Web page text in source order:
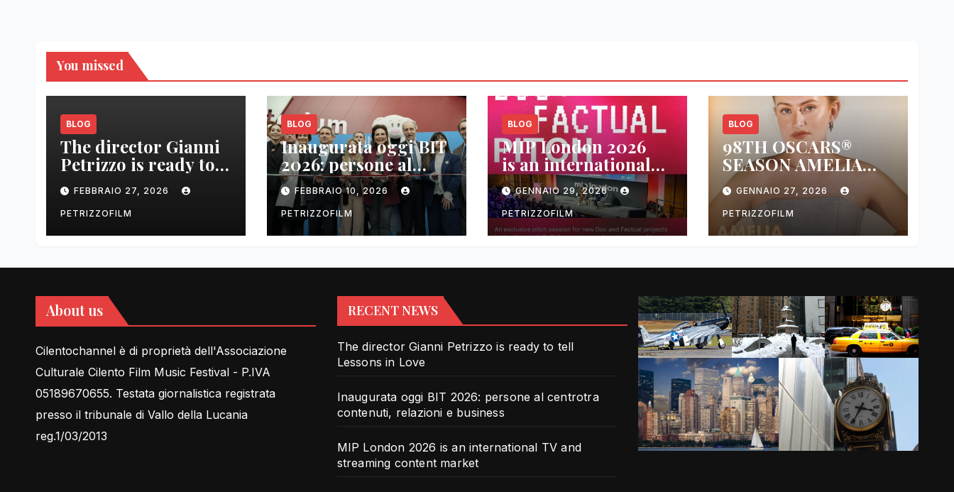
You missed
BLOG
The director Gianni
Petrizzo is ready to
tell Lessons in Love
FEBBRAIO 27, 2026
PETRIZZOFILM
BLOG
Inaugurata oggi BIT
2026: persone al
centrotra contenuti,
relazioni e business
FEBBRAIO 10, 2026
PETRIZZOFILM
BLOG
MIP London 2026
is an international
TV and streaming
content market
GENNAIO 29, 2026
PETRIZZOFILM
BLOG
98TH OSCARS®
SEASON AMELIA
DIMOLDENBERG
RETURNS FOR
THIRD YEAR
GENNAIO 27, 2026
PETRIZZOFILM
About us
Cilentochannel è di proprietà dell'Associazione
Culturale Cilento Film Music Festival - P.IVA
05189670655. Testata giornalistica registrata
presso il tribunale di Vallo della Lucania
reg.1/03/2013
RECENT NEWS
The director Gianni Petrizzo is ready to tell
Lessons in Love
Inaugurata oggi BIT 2026: persone al centrotra
contenuti, relazioni e business
MIP London 2026 is an international TV and
streaming content market